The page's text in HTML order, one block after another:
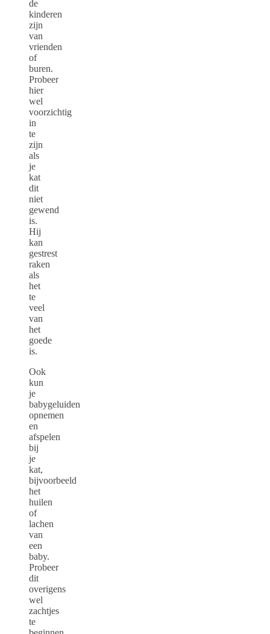
de
kinderen
zijn
van
vrienden
of
buren.
Probeer
hier
wel
voorzichtig
in
te
zijn
als
je
kat
dit
niet
gewend
is.
Hij
kan
gestrest
raken
als
het
te
veel
van
het
goede
is.
Ook
kun
je
babygeluiden
opnemen
en
afspelen
bij
je
kat,
bijvoorbeeld
het
huilen
of
lachen
van
een
baby.
Probeer
dit
overigens
wel
zachtjes
te